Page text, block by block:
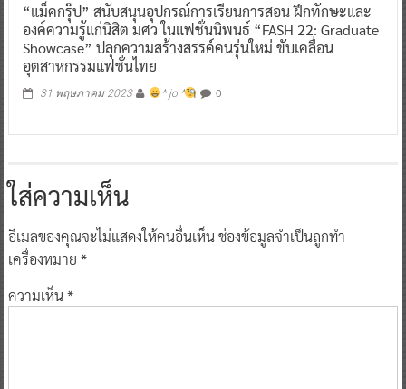
“แม็คกรุ๊ป” สนับสนุนอุปกรณ์การเรียนการสอน ฝึกทักษะและ
องค์ความรู้แก่นิสิต มศว ในแฟชั่นนิพนธ์ “FASH 22: Graduate
Showcase” ปลุกความสร้างสรรค์คนรุ่นใหม่ ขับเคลื่อน
อุตสาหกรรมแฟชั่นไทย
31 พฤษภาคม 2023 ^ jo ^ 0
ใส่ความเห็น
อีเมลของคุณจะไม่แสดงให้คนอื่นเห็นช่องข้อมูลจำเป็นถูกทำ
เครื่องหมาย *
ความเห็น*